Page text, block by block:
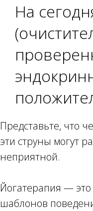
На
Представьте, что
эти струны могут
неприятной.
Йогатерапия — это
шаблонов